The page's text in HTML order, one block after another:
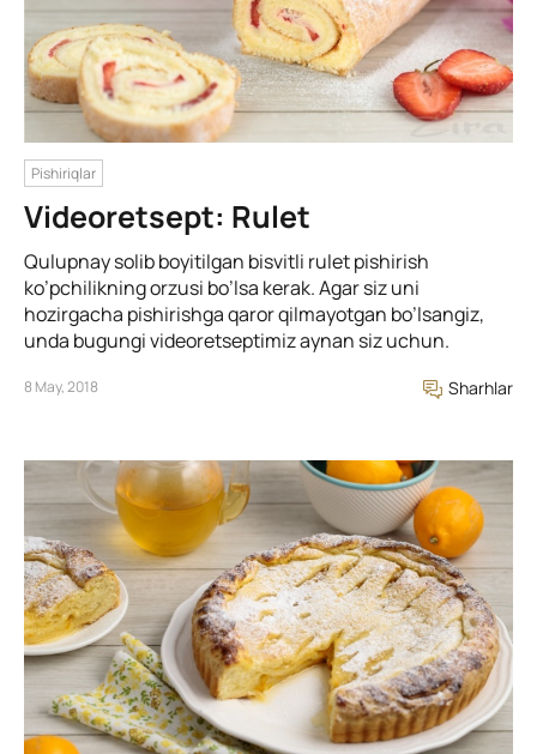
Pishiriqlar
Videoretsept: Rulet
Qulupnay solib boyitilgan bisvitli rulet pishirish
ko’pchilikning orzusi bo’lsa kerak. Agar siz uni
hozirgacha pishirishga qaror qilmayotgan bo’lsangiz,
unda bugungi videoretseptimiz aynan siz uchun.
8 May, 2018 Sharhlar